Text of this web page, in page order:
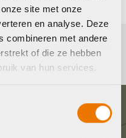
site met onze
en analyse. Deze
combineren met andere
of die ze hebben
van hun services.
komen?